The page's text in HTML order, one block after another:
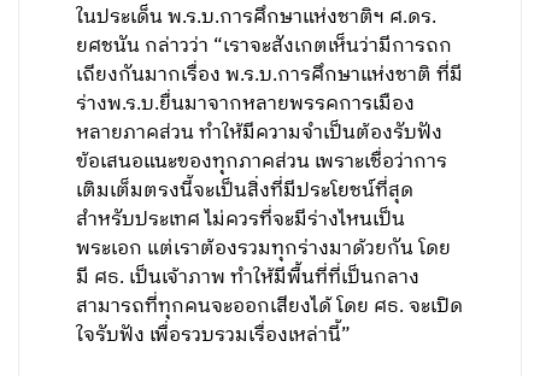
ในประเด็น พ.ร.บ.การศึกษาแห่งชาติฯ ศ.ดร.
ยศชนัน กล่าวว่า “เราจะสังเกตเห็นว่ามีการถก
เถียงกันมากเรื่อง พ.ร.บ.การศึกษาแห่งชาติ ที่มี
ร่างพ.ร.บ.ยื่นมาจากหลายพรรคการเมือง
หลายภาคส่วน ทำให้มีความจำเป็นต้องรับฟัง
ข้อเสนอแนะของทุกภาคส่วน เพราะเชื่อว่าการ
เติมเต็มตรงนี้จะเป็นสิ่งที่มีประโยชน์ที่สุด
สำหรับประเทศ ไม่ควรที่จะมีร่างไหนเป็น
พระเอก แต่เราต้องรวมทุกร่างมาด้วยกัน โดย
มี ศธ. เป็นเจ้าภาพ ทำให้มีพื้นที่ที่เป็นกลาง
สามารถที่ทุกคนจะออกเสียงได้ โดย ศธ. จะเปิด
ใจรับฟัง เพื่อรวบรวมเรื่องเหล่านี้”